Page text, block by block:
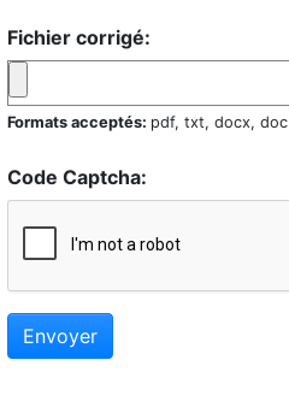
Fichier corrigé:
Formats acceptés: pdf, txt, docx, doc
Code Captcha:
Envoyer